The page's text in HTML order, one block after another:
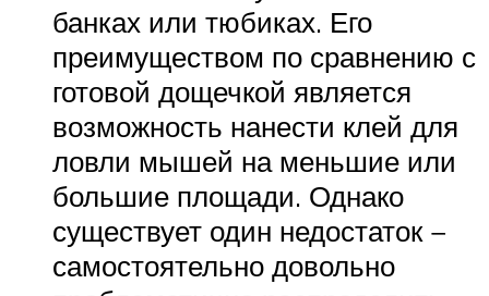
банках или тюбиках. Его
преимуществом по сравнению с
готовой дощечкой является
возможность нанести клей для
ловли мышей на меньшие или
большие площади. Однако
существует один недостаток −
самостоятельно довольно